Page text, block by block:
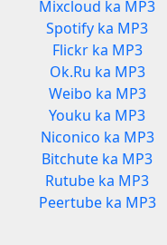
Mixcloud ka MP3
Spotify ka MP3
Flickr ka MP3
Ok.Ru ka MP3
Weibo ka MP3
Youku ka MP3
Niconico ka MP3
Bitchute ka MP3
Rutube ka MP3
Peertube ka MP3